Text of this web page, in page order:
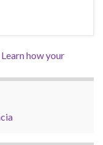
Learn how your